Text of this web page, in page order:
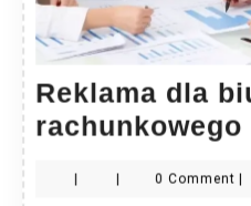
Reklama dla
rachunkowego
| | 0 Comment |